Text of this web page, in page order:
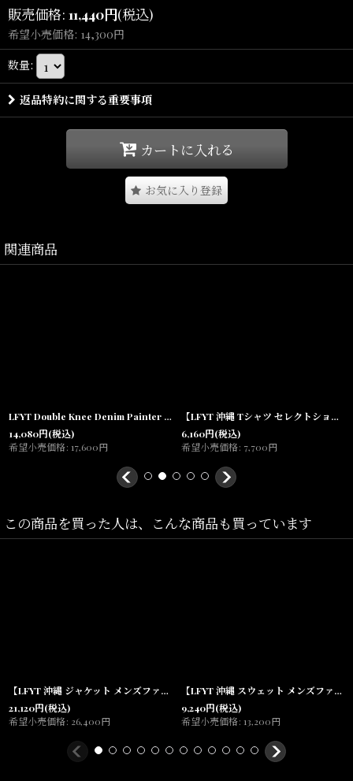
胸元にはLFYTグラフィック刺繍とLafayetteロゴプリントをレイアウ
視覚的なインパクトとブランドらしさを兼ね備えたデザインに仕上
日常のストリートスタイルに取り入れやすいバランスへ調整。
ホワイトとネイビーの2色展開で、それぞれ異なる空気感を演出。
ワイドパンツやデニム、ショーツとも相性が良く、夏の主役アイテ
スポーツカルチャーとストリートファッションを融合した、LFYTら
Size(サイズ)／
L(着丈:73cm,身幅:60cm,肩幅:55cm,袖丈:23cm)
表地：ポリエステル100％ リブ：ポリエステル97％ ポリウレタン3％
販売価格: 11,440円(税込)
希望小売価格: 14,300円
数量:
返品特約に関する重要事項
カートに入れる
お気に入り登録
関連商品
LFYT Double Knee Denim Painter Shorts ダブルニー デニム ペインター ショーツ ハーフパンツ LFYT Lafayette
14,080円(税込)
希望小売価格: 17,600円
【LFYT 沖縄 Tシャツ セレクトショップ 通販】Auto Emblem Tee エンブレム 半袖 グラフィック Lafayette
6,160円(税込)
希望小売価格: 7,700円
この商品を買った人は、こんな商品も買っています
【LFYT 沖縄 ジャケット メンズファッション 通販】Colorblock Windbreaker ウィンドブレーカー ナイロン
21,120円(税込)
希望小売価格: 26,400円
【LFYT 沖縄 スウェット メンズファッション 通販】Athletics Crew Sweat カレッジ ヴィンテージ クルーネック Lafayette
9,240円(税込)
希望小売価格: 13,200円